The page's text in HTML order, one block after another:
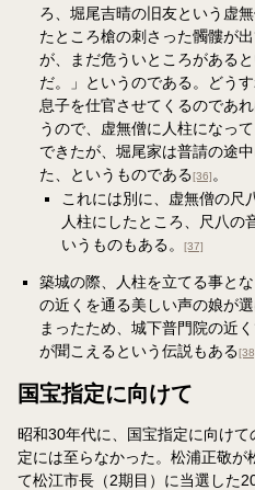
ろ、堀尾吉晴の旧友という虚
たところ槍の刺さった髑髏が
が、まだ危ういところがある
だ。」というのである。どう
息子を仕官させてくるのであ
うので、虚無僧に人柱になっ
できたが、堀尾家は普請の途
た、というものである[36] 。
これには別に、虚無僧の尺
人柱にしたところ、尺八の
いうものもある。
[37]
築城の際、人柱を立てる事と
の近くを通る美しい声の娘が
まったため、城下普門院の近
が聞こえるという伝説もある
国宝指定に向けて
昭和30年代に、国宝指定に向け
定には至らなかった。松浦正敬
て松江市長（2期目）に当選した